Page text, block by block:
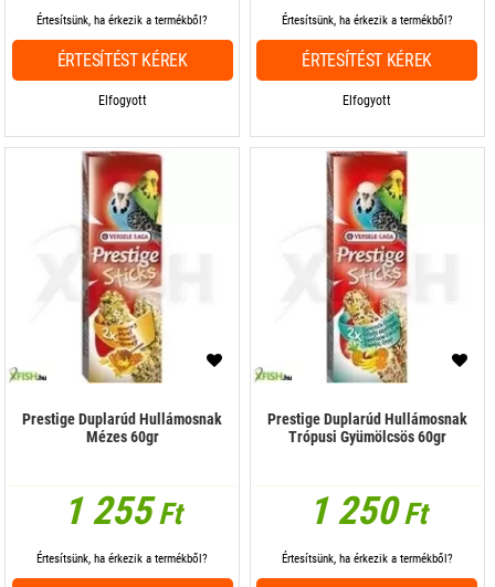
Elfogyott
Értesítsünk, ha érkezik a termékből?
ÉRTESÍTÉST KÉREK
Elfogyott
Értesítsünk, ha érkezik a termékből?
ÉRTESÍTÉST KÉREK
Prestige Duplarúd Hullámosnak
Mézes 60gr
1 255Ft
Értesítsünk, ha érkezik a termékből?
Prestige Duplarúd Hullámosnak
Trópusi Gyümölcsös 60gr
1 250Ft
Értesítsünk, ha érkezik a termékből?